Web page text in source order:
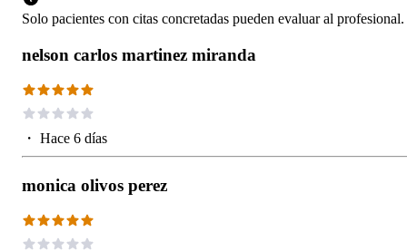
Solo pacientes con citas concretadas pueden evaluar al profesional.
nelson carlos martinez miranda
・ Hace 6 días
monica olivos perez